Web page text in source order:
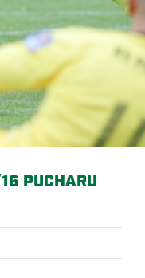
PUCHARU